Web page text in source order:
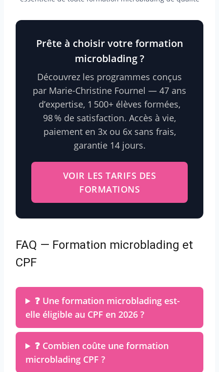
Prête à choisir votre formation
microblading ?
Découvrez les programmes conçus
par Marie-Christine Fournel — 47 ans
d’expertise, 1 500+ élèves formées,
98 % de satisfaction. Accès à vie,
paiement en 3x ou 6x sans frais,
garantie 14 jours.
VOIR LES TARIFS DES
FORMATIONS
FAQ — Formation microblading et
CPF
❓ Une formation microblading est-
elle éligible au CPF en 2026 ?
❓ Combien coûte une formation
microblading CPF ?